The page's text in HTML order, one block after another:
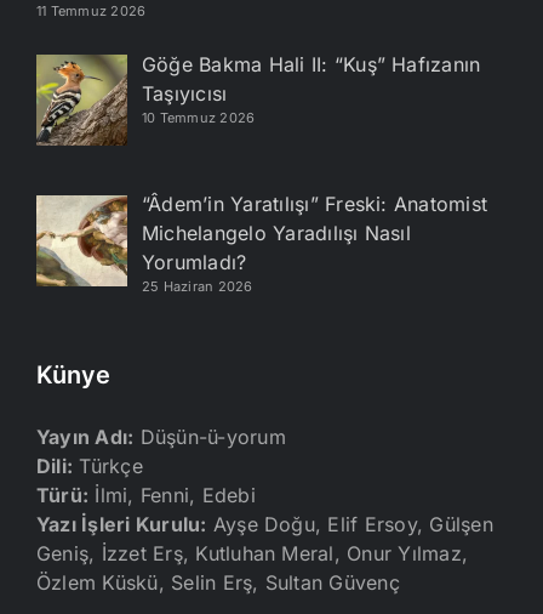
11 Temmuz 2026
Göğe Bakma Hali II: “Kuş” Hafızanın
Taşıyıcısı
10 Temmuz 2026
“Âdem’in Yaratılışı” Freski: Anatomist
Michelangelo Yaradılışı Nasıl
Yorumladı?
25 Haziran 2026
Künye
Yayın Adı: Düşün-ü-yorum
Dili: Türkçe
Türü: İlmi, Fenni, Edebi
Yazı İşleri Kurulu: Ayşe Doğu, Elif Ersoy, Gülşen
Geniş, İzzet Erş, Kutluhan Meral, Onur Yılmaz,
Özlem Küskü, Selin Erş, Sultan Güvenç